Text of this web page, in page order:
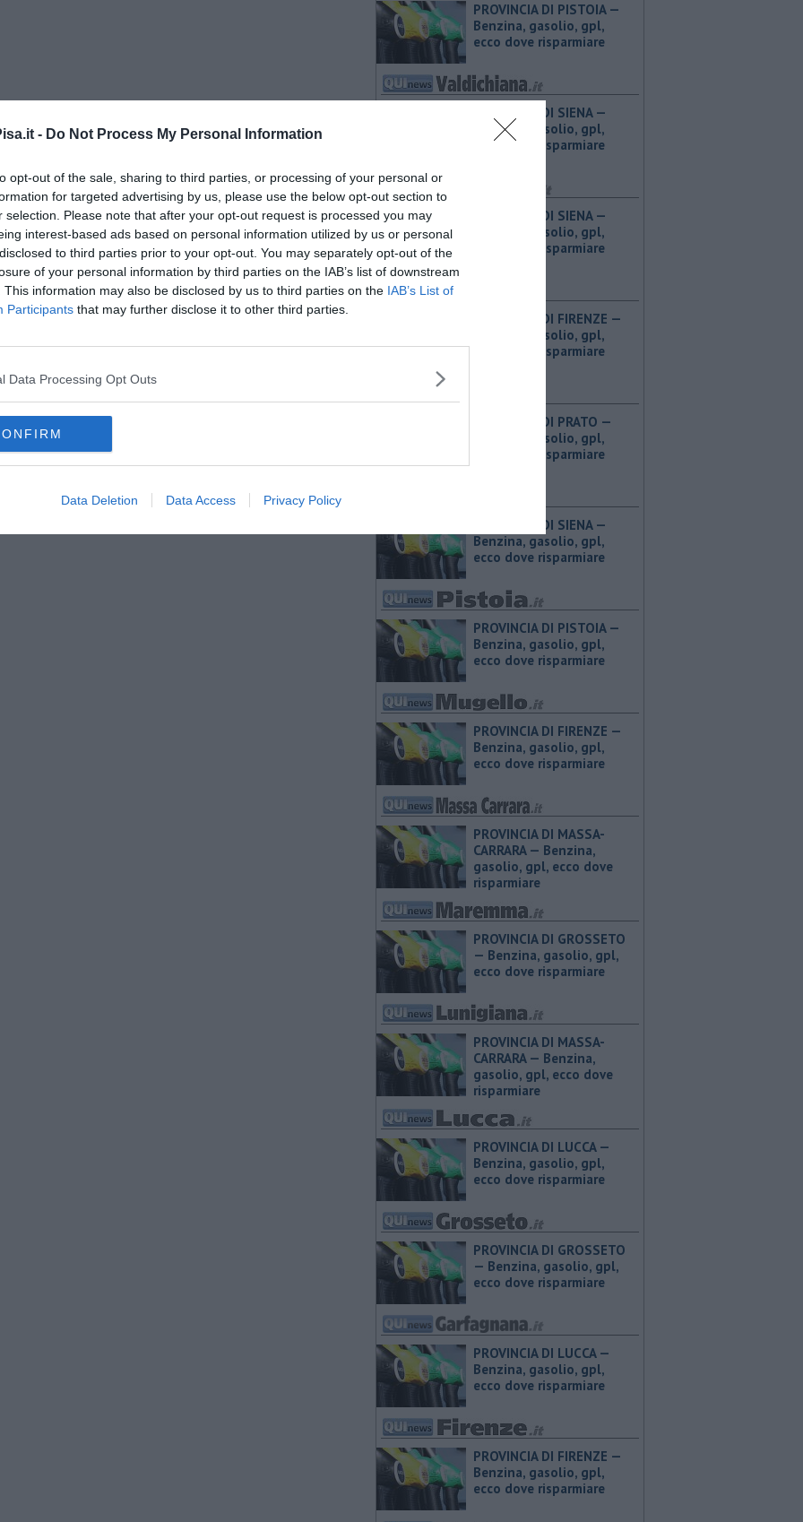
- Do Not Process My Personal Information
opt-out of the sale, sharing to third parties, or processing of your personal or
for targeted advertising by us, please use the below opt-out section to
selection. Please note that after your opt-out request is processed you may
interest-based ads based on personal information utilized by us or personal
to third parties prior to your opt-out. You may separately opt-out of the
of your personal information by third parties on the IAB’s list of downstream
This information may also be disclosed by us to third parties on the IAB’s List of
Participants that may further disclose it to other third parties.
Data Processing Opt Outs
Data Deletion Data Access Privacy Policy
PROVINCIA DI PISTOIA — ​
Benzina, gasolio, gpl,
ecco dove risparmiare
PROVINCIA DI SIENA — ​
Benzina, gasolio, gpl,
ecco dove risparmiare
PROVINCIA DI SIENA — ​
Benzina, gasolio, gpl,
ecco dove risparmiare
PROVINCIA DI FIRENZE — ​
Benzina, gasolio, gpl,
ecco dove risparmiare
PROVINCIA DI PRATO — ​
Benzina, gasolio, gpl,
ecco dove risparmiare
PROVINCIA DI SIENA — ​
Benzina, gasolio, gpl,
ecco dove risparmiare
PROVINCIA DI PISTOIA — ​
Benzina, gasolio, gpl,
ecco dove risparmiare
PROVINCIA DI FIRENZE — ​
Benzina, gasolio, gpl,
ecco dove risparmiare
PROVINCIA DI MASSA-
CARRARA — ​Benzina,
gasolio, gpl, ecco dove
risparmiare
PROVINCIA DI GROSSETO
— ​Benzina, gasolio, gpl,
ecco dove risparmiare
PROVINCIA DI MASSA-
CARRARA — ​Benzina,
gasolio, gpl, ecco dove
risparmiare
PROVINCIA DI LUCCA — ​
Benzina, gasolio, gpl,
ecco dove risparmiare
PROVINCIA DI GROSSETO
— ​Benzina, gasolio, gpl,
ecco dove risparmiare
PROVINCIA DI LUCCA — ​
Benzina, gasolio, gpl,
ecco dove risparmiare
PROVINCIA DI FIRENZE — ​
Benzina, gasolio, gpl,
ecco dove risparmiare